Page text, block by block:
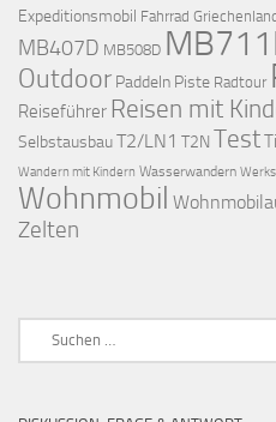
Expeditionsmobil Fahrrad
MB407D MB508D
Outdoor Paddeln Piste Radtour
Reiseführer Reisen mit
SelbstausbauT2/LN1 T2N Test
Wandern mit Kindern Wasserwandern
Wohnmobil
Zelten